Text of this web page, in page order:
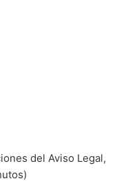
del Aviso Legal,